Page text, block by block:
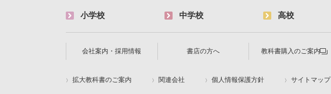
小学校 中学校 高校
会社案内・採用情報 書店の方へ 教科書購入のご案内
拡大教科書のご案内 関連会社 個人情報保護方針 サイトマップ